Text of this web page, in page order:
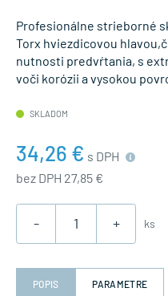
Profesionálne strieborné
Torx hviezdicovou
nutnosti predvŕtania, s
voči korózii a vysokou
SKLADOM
34,26 € s DPH
bez DPH 27,85 €
- + ks
POPIS PARAMETRE